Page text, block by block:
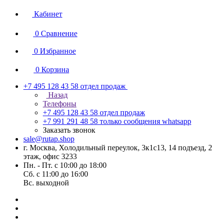
Кабинет
0 Сравнение
0 Избранное
0 Корзина
+7 495 128 43 58 отдел продаж
Назад
Телефоны
+7 495 128 43 58 отдел продаж
+7 991 291 48 58 только сообщения whatsapp
Заказать звонок
sale@rutap.shop
г. Москва, Холодильный переулок, 3к1с13, 14 подъезд, 2
этаж, офис 3233
Пн. - Пт. с 10:00 до 18:00
Сб. с 11:00 до 16:00
Вс. выходной